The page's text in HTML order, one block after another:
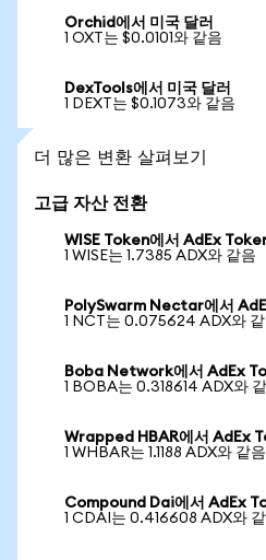
Orchid에서 미국 달러
1 OXT는 $0.0101와 같음
DexTools에서 미국 달러
1 DEXT는 $0.1073와 같음
더 많은 변환 살펴보기
고급 자산 전환
WISE Token에서 AdEx
1 WISE는 1.7385 ADX와 같음
PolySwarm Nectar에서
1 NCT는 0.075624 ADX와
Boba Network에서 AdEx
1 BOBA는 0.318614 ADX와
Wrapped HBAR에서 AdEx
1 WHBAR는 1.1188 ADX와 같음
Compound Dai에서 AdEx
1 CDAI는 0.416608 ADX와